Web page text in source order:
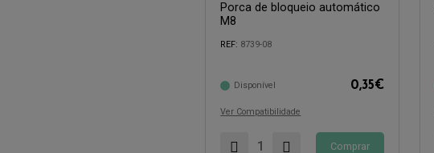
Porca de bloqueio automático
M8
REF: 8739-08
Disponível 0,35€
Ver Compatibilidade
Comprar